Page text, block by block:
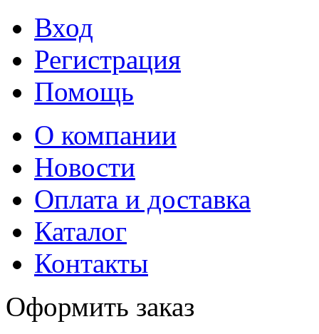
Вход
Регистрация
Помощь
О компании
Новости
Оплата и доставка
Каталог
Контакты
Оформить заказ